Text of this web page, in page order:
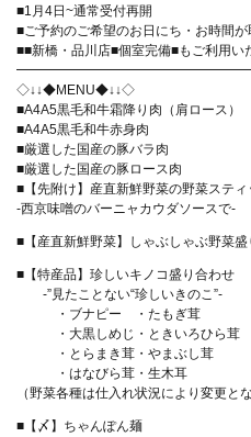
■1月4日~通常受付再開
■ご予約のご希望のお日にち・お時間
■■新橋・品川店■個室完備■もご利用い
◇↓↓◆MENU◆↓↓◇
■A4A5黒毛和牛霜降り肉（肩ロース）
■A4A5黒毛和牛赤身肉
■厳選した国産の豚バラ肉
■厳選した国産の豚ロース肉
■【先附け】産直新鮮野菜の野菜スティ
-西京味噌のバーニャカウダソースで-
■【産直新鮮野菜】しゃぶしゃぶ野菜盛
■【特産品】珍しいキノコ盛り合わせ
-”見たことない“珍しいきのこ”-
・ブナピー ・たもぎ茸
・大黒しめじ・ときいろひら茸
・とらまき茸・やまぶし茸
・はなびら茸・生木耳
（野菜各種は仕入れ状況により変更と
■【〆】ちゃんぽん麺この店舗情報